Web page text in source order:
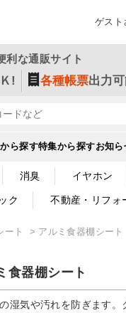
ゲス
利な通販サイト
! 各種帳票出力
ら探す特集から探すお知ら
消臭 イヤホン
ク 不動産・リフォ
ート アルミ食器棚シート
食器棚シート
湿気や汚れを防ぎます